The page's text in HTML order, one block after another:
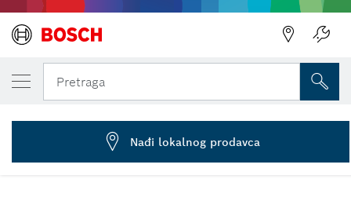
Pretraga
... Gumene papučice za usisivače prašine
IZABRANA VARIJANTA
Gumena mlaznica
1 609 201 229
Nađi lokalnog prodavca